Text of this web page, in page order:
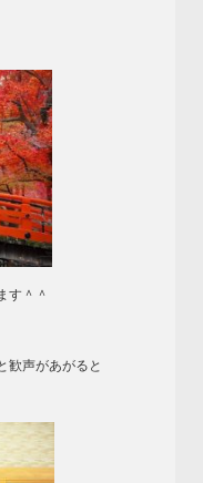
す＾＾
歓声があがると